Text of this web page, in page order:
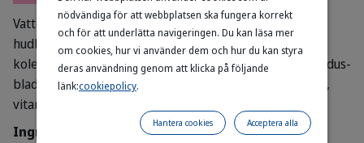
Vatten, natriumlaurylsulfat, kokosamidopropylbetain,
hudlipidkomplex (ceramid 3, ceramid 6 II, ceramid 1,
kolesterol, fettsyror), Defensin teknologi (Peumus boldus-
bladextrakt, Spiraea ulmaria-extrakt), piroktonolamin,
vitamin F (linolsyra, linolensyra).
Ingredienser
nödvändiga för att webbplatsen ska fungera korrekt
och för att underlätta navigeringen. Du kan läsa mer
om cookies, hur vi använder dem och hur du kan styra
deras användning genom att klicka på följande
länk:cookiepolicy.
Acceptera alla
Hantera cookies